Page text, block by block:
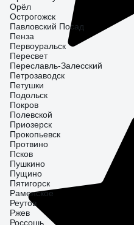
Орёл
Острогожск
Павловский Посад
Пенза
Первоуральск
Пересвет
Переславль-Залесский
Петрозаводск
Петушки
Подольск
Покров
Полевской
Приозерск
Прокопьевск
Протвино
Псков
Пушкино
Пущино
Пятигорск
Раменское
Реутов
Ржев
Россошь